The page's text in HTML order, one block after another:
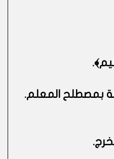
بمصطلح المعلم.